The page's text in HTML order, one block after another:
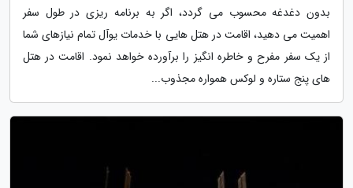
بدون دغدغه محسوب می گردد، اگر به برنامه ریزی در طول سفر
اهمیت می دهید، اقامت در هتل هایی با خدمات یوآل تمام نیازهای شما
از یک سفر مفرح و خاطره انگیز را برآورده خواهد نمود. اقامت در هتل
های پنج ستاره و لوکس همواره مجذوب...